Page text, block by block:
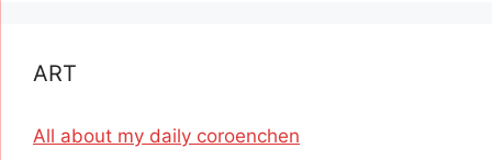
ART
All about my daily coroenchen